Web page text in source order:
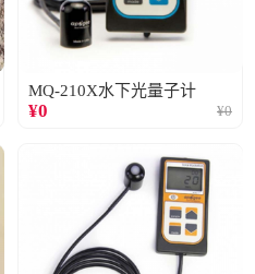
MQ-210X水下光量子计
¥0 ¥0